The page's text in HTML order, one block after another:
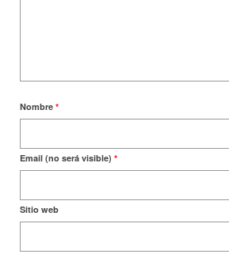
Nombre *
Email (no será visible) *
Sitio web